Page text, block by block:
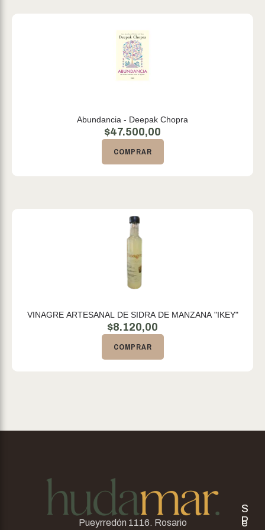
Abundancia - Deepak Chopra
$47.500,00
COMPRAR
VINAGRE ARTESANAL DE SIDRA DE MANZANA "IKEY"
$8.120,00
COMPRAR
Pueyrredón 1116. Rosario
P
S
e